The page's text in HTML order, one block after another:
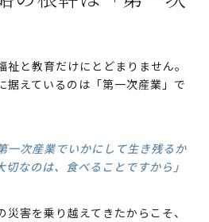
と教育だけにとどまりません。
据えているのは「第一次産業」で
一次産業でいかにして生き残るか
なのは、食べることですから」
害を乗り越えてきたからこそ、